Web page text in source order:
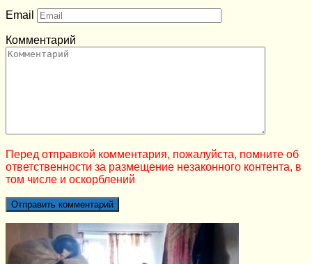
Email
Комментарий
Перед отправкой комментария, пожалуйста, помните об
ответственности за размещение незаконного контента, в
том числе и оскорблений